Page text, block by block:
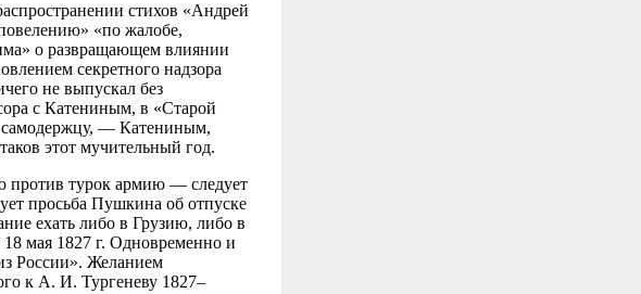
стихов «Андрей
«по жалобе,
о развращающем влиянии
секретного надзора
не выпускал без
с Катениным, в «Старой
— Катениным,
этот мучительный год.
против турок армию — следует
просьба Пушкина об отпуске
ехать либо в Грузию, либо в
18 мая 1827 г. Одновременно и
России». Желанием
к А. И. Тургеневу 1827–